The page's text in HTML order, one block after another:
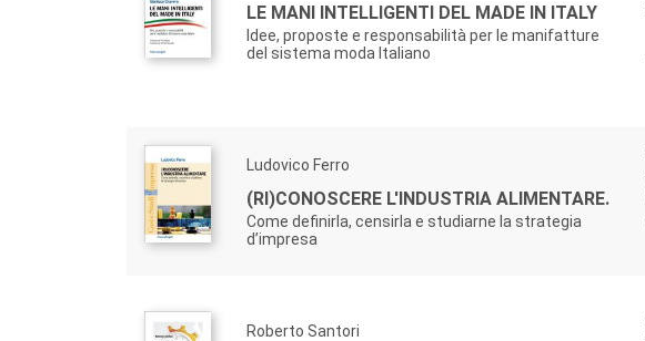
LE MANI INTELLIGENTI DEL MADE IN ITALY
Idee, proposte e responsabilità per le manifatture
del sistema moda Italiano
Ludovico Ferro
(RI)CONOSCERE L'INDUSTRIA ALIMENTARE.
Come definirla, censirla e studiarne la strategia
d’impresa
Roberto Santori